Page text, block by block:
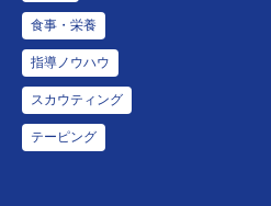
食事・栄養
指導ノウハウ
スカウティング
テーピング